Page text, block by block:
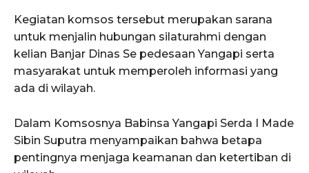
Kegiatan komsos tersebut merupakan sarana
untuk menjalin hubungan silaturahmi dengan
kelian Banjar Dinas Se pedesaan Yangapi serta
masyarakat untuk memperoleh informasi yang
ada di wilayah.
Dalam Komsosnya Babinsa Yangapi Serda I Made
Sibin Suputra menyampaikan bahwa betapa
pentingnya menjaga keamanan dan ketertiban di